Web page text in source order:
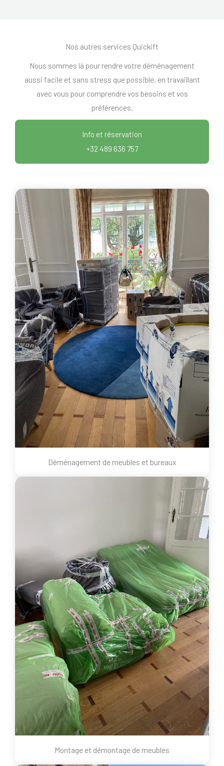
Nos autres services Quickift
Nous sommes là pour rendre votre déménagement
aussi facile et sans stress que possible, en travaillant
avec vous pour comprendre vos besoins et vos
préférences.
Info et réservation
+32 489 636 757
Déménagement de meubles et bureaux
Montage et démontage de meubles